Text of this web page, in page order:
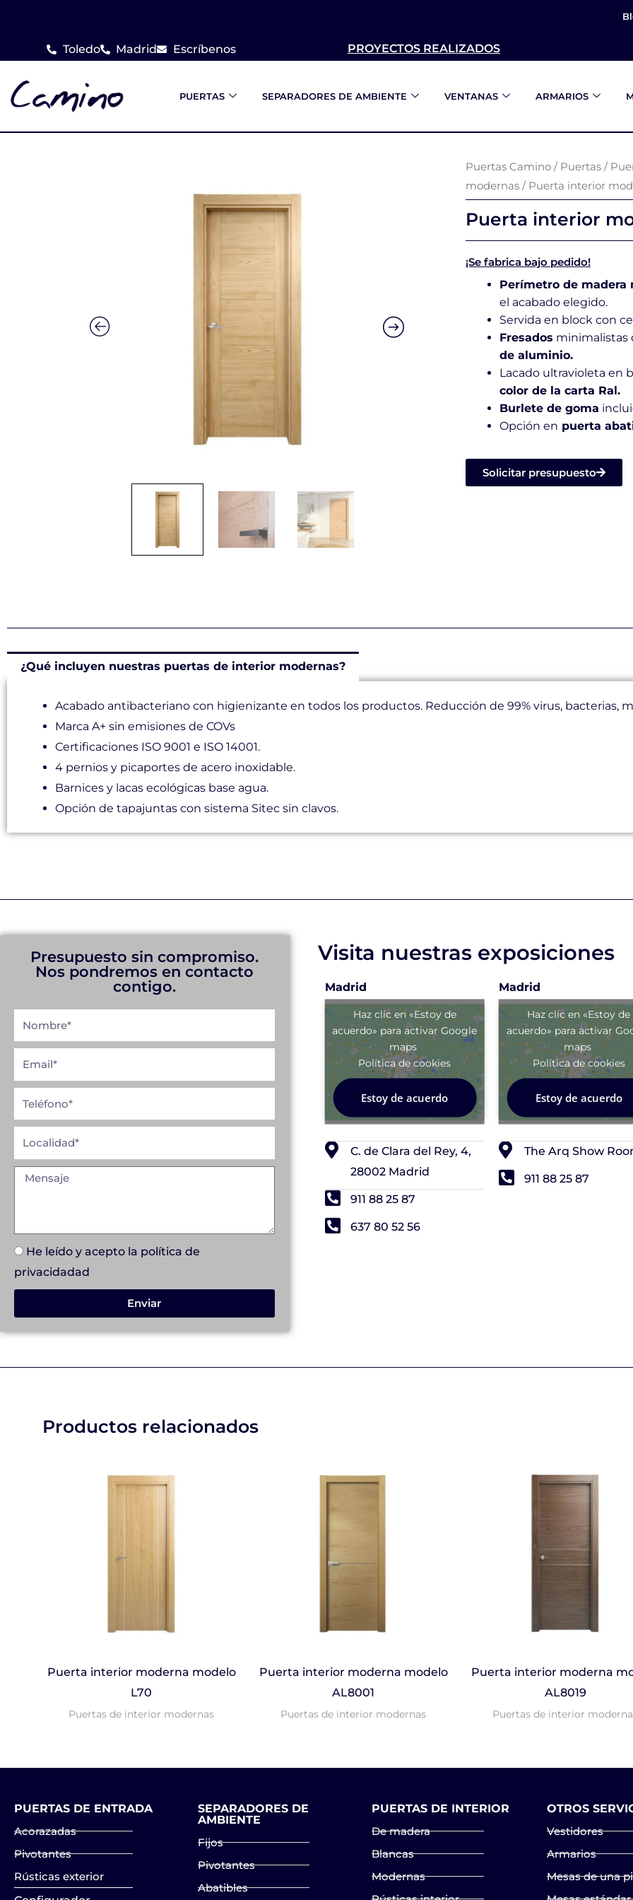
contenido Toledo Madrid Escríbenos PROYECTOS REALIZADOS
PUERTAS SEPARADORES DE AMBIENTE VENTANAS ARMARIOS
Puertas Camino/ Puertas/
modernas/ Puerta interior
Puerta interior
¡Se fabrica bajo pedido!
Perímetro de madera
el acabado elegido.
Servida en block con
Fresados minimalistas
de aluminio.
Lacado ultravioleta en
color de la carta Ral.
Burlete de goma
Opción en puerta
Solicitar presupuesto
¿Qué incluyen nuestras puertas de interior modernas?
Acabado antibacteriano con higienizante en todos los productos. Reducción de 99% virus, bacterias,
Marca A+ sin emisiones de COVs
Certificaciones ISO 9001 e ISO 14001.
4 pernios y picaportes de acero inoxidable.
Barnices y lacas ecológicas base agua.
Opción de tapajuntas con sistema Sitec sin clavos.
Presupuesto sin compromiso.
Nos pondremos en contacto
contigo.
He leído y acepto la política de
privacidadad
Enviar
Visita nuestras exposiciones
Madrid
Haz clic en «Estoy de
acuerdo» para activar Google
maps
Política de cookies
Estoy de acuerdo
C. de Clara del Rey, 4,
28002 Madrid
911 88 25 87
637 80 52 56
Madrid
Haz clic en «Estoy de
acuerdo» para activar
maps
Política de cookies
Estoy de acuerdo
The Arq Show
911 88 25 87
Productos relacionados
Puerta interior moderna modelo
L70
Puertas de interior modernas
Puerta interior moderna modelo
AL8001
Puertas de interior modernas
Puerta interior moderna
AL8019
Puertas de interior
PUERTAS DE ENTRADA
Acorazadas
Pivotantes
Rústicas exterior
SEPARADORES DE
AMBIENTE
Fijos
Pivotantes
Abatibles
PUERTAS DE INTERIOR
De madera
Blancas
Modernas
OTROS
Vestidores
Armarios
Mesas de una